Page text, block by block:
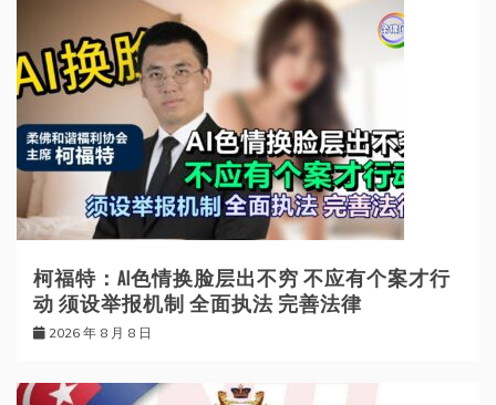
柯福特：AI色情换脸层出不穷 不应有个案才行
动 须设举报机制 全面执法 完善法律
2026 年 8 月 8 日